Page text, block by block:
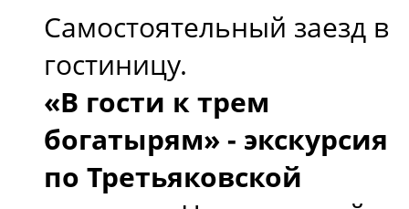
Самостоятельный заезд в
гостиницу.
«В гости к трем
богатырям» - экскурсия
по Третьяковской